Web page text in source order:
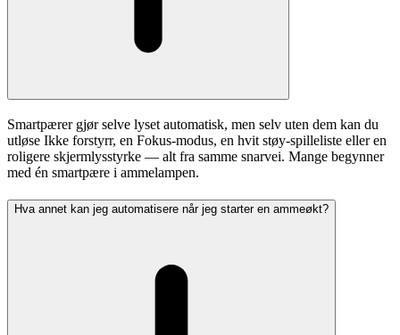
Smartpærer gjør selve lyset automatisk, men selv uten dem kan du
utløse Ikke forstyrr, en Fokus-modus, en hvit støy-spilleliste eller en
roligere skjermlysstyrke — alt fra samme snarvei. Mange begynner
med én smartpære i ammelampen.
Hva annet kan jeg automatisere når jeg starter en ammeøkt?